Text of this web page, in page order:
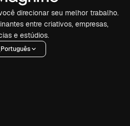
direcionar seu melhor trabalho.
entre criativos, empresas,
e estúdios.
Português